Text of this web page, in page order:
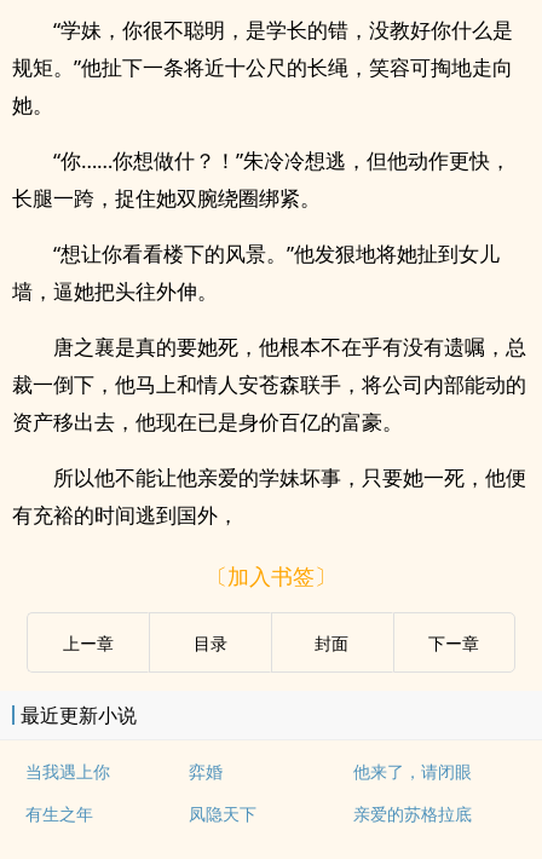
“学妹，你很不聪明，是学长的错，没教好你什么是
规矩。”他扯下一条将近十公尺的长绳，笑容可掏地走向
她。
“你……你想做什？！”朱冷冷想逃，但他动作更快，
长腿一跨，捉住她双腕绕圈绑紧。
“想让你看看楼下的风景。”他发狠地将她扯到女儿
墙，逼她把头往外伸。
唐之襄是真的要她死，他根本不在乎有没有遗嘱，总
裁一倒下，他马上和情人安苍森联手，将公司内部能动的
资产移出去，他现在已是身价百亿的富豪。
所以他不能让他亲爱的学妹坏事，只要她一死，他便
有充裕的时间逃到国外，
〔加入书签〕
上ー章 目录 封面 下ー章
最近更新小说
当我遇上你 弈婚
他来了，请闭眼
有生之年
凤隐天下 亲爱的苏格拉底